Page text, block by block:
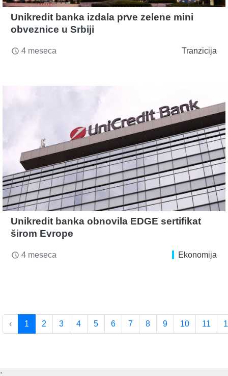
Unikredit banka izdala prve zelene mini
obveznice u Srbiji
access_time 4 meseca Tranzicija
Unikredit banka obnovila EDGE sertifikat
širom Evrope
access_time 4 meseca Ekonomija
‹ 1 2 3 4 5 6 7 8 9 10 11
;